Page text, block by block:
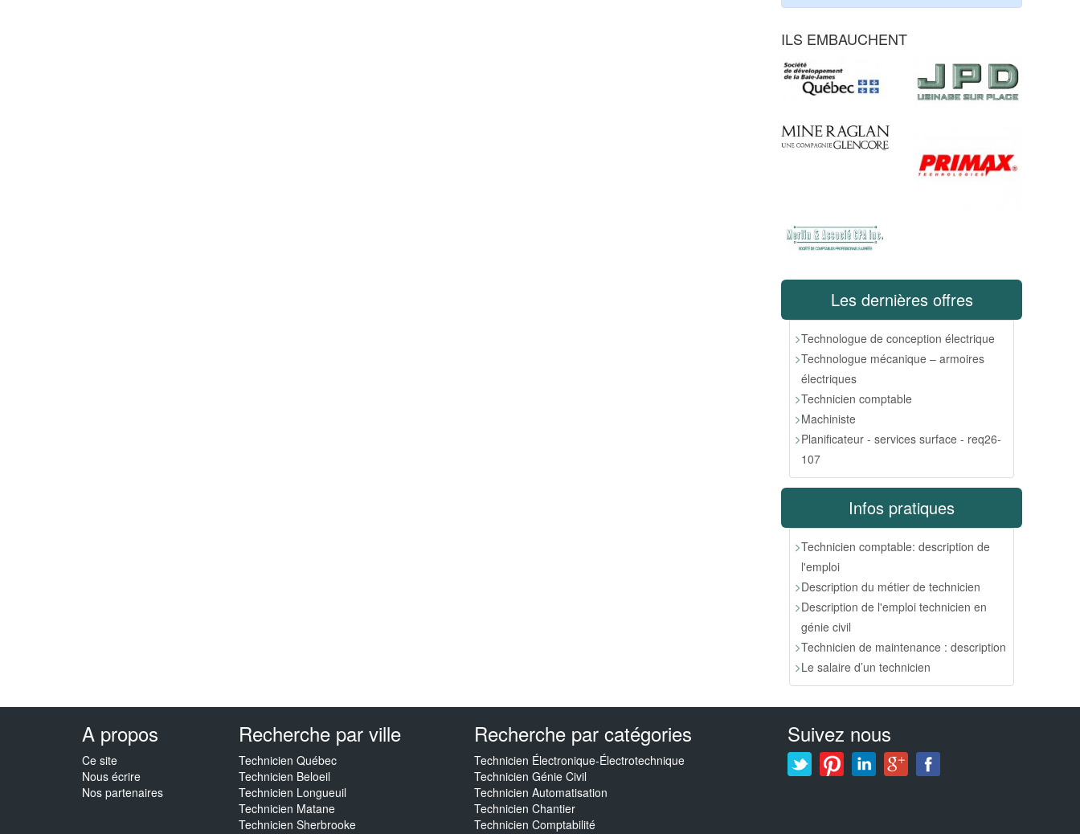
ILS EMBAUCHENT
Les dernières offres
Technologue de conception électrique
Technologue mécanique – armoires
électriques
Technicien comptable
Machiniste
Planificateur - services surface - req26-
107
Infos pratiques
Technicien comptable: description de
l'emploi
Description du métier de technicien
Description de l'emploi technicien en
génie civil
Technicien de maintenance : description
Le salaire d’un technicien
A propos
Ce site
Nous écrire
Nos partenaires
Recherche par ville
Technicien Québec
Technicien Beloeil
Technicien Longueuil
Technicien Matane
Technicien Sherbrooke
Recherche par catégories
Technicien Électronique-Électrotechnique
Technicien Génie Civil
Technicien Automatisation
Technicien Chantier
Technicien Comptabilité
Suivez nous